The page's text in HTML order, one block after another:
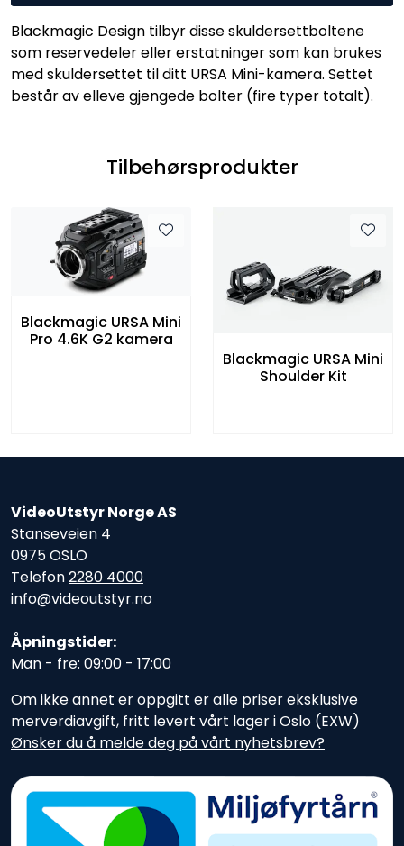
Blackmagic Design tilbyr disse skuldersettboltene
som reservedeler eller erstatninger som kan brukes
med skuldersettet til ditt URSA Mini-kamera. Settet
består av elleve gjengede bolter (fire typer totalt).
Tilbehørsprodukter
Blackmagic URSA Mini
Pro 4.6K G2 kamera
Blackmagic URSA Mini
Shoulder Kit
VideoUtstyr Norge AS
Stanseveien 4
0975 OSLO
Telefon2280 4000
info@videoutstyr.no
Åpningstider:
Man - fre: 09:00 - 17:00
Om ikke annet er oppgitt er alle priser eksklusive
merverdiavgift, fritt levert vårt lager i Oslo (EXW)
Ønsker du å melde deg på vårt nyhetsbrev?